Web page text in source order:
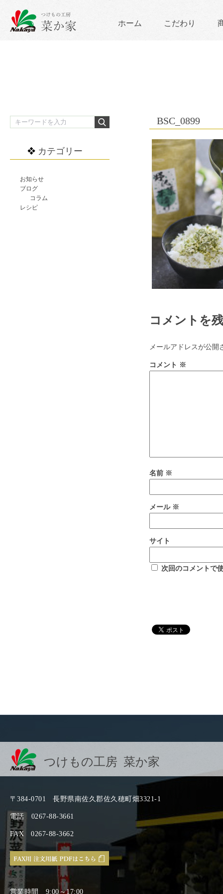
ホーム こだわり
BSC_0899
コメントを
メールアドレスが公開
コメント ※
名前 ※
メール ※
サイト
次回のコメントで
カテゴリー
お知らせ
ブログ
コラム
レシピ
つけもの工房 菜か家
〒384-0701 長野県南佐久郡佐久穂町畑3321-1
電話 0267-88-3661
FAX 0267-88-3662
営業時間 9:00～17:00